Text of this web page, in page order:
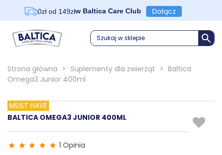
0zł od 149złw Baltica Care Club Dołącz
Szukaj w sklepie
Strona główna > Suplementy dla zwierząt > Baltica
Omega3 Junior 400ml
MUST HAVE
BALTICA OMEGA3 JUNIOR 400ML
1 Opinia